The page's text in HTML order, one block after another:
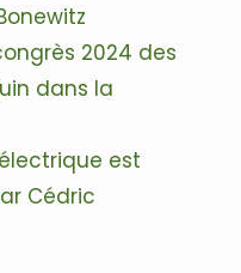
2024 des
dans la
est
Cédric